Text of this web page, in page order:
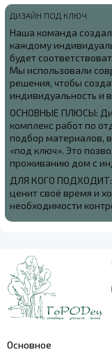
ДИЗАЙН ПОД КЛЮЧ
Наша команда
каждому
будет
Мы использовали
решения, чтобы
индивидуальность и
ОСНОВНЫЕ ПЛЮСЫ:
комплекс работ по
подбор материалов,
«под ключ». Это
проживанию дом с
ДЛЯ КОГО ПОДХОДИТ:
ценит своё время и
необходимости
Основное